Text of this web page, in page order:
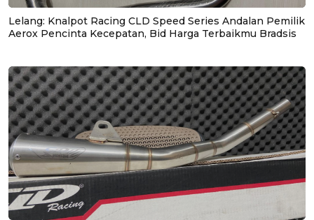
Lelang: Knalpot Racing CLD Speed Series Andalan Pemilik
Aerox Pencinta Kecepatan, Bid Harga Terbaikmu Bradsis